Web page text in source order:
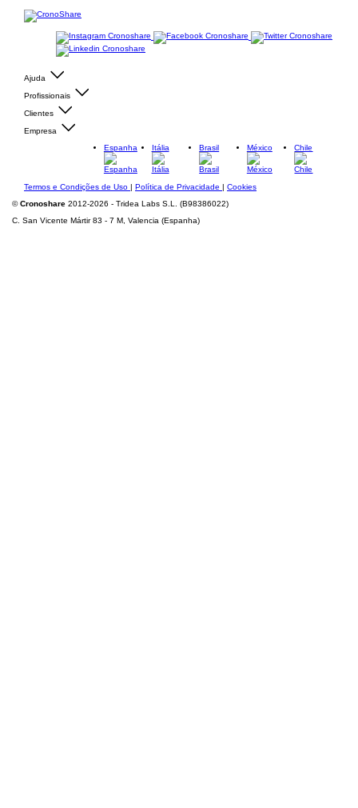
Ajuda
Profissionais
Clientes
Empresa
Espanha
Itália Brasil México Chile
Termos e Condições de Uso | Política de Privacidade | Cookies
©Cronoshare 2012-2026 - Tridea Labs S.L. (B98386022)
C. San Vicente Mártir 83 - 7 M, Valencia (Espanha)